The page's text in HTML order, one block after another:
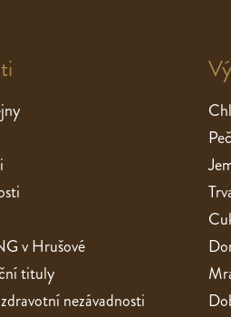
v Hrušové
tituly
nezávadnosti